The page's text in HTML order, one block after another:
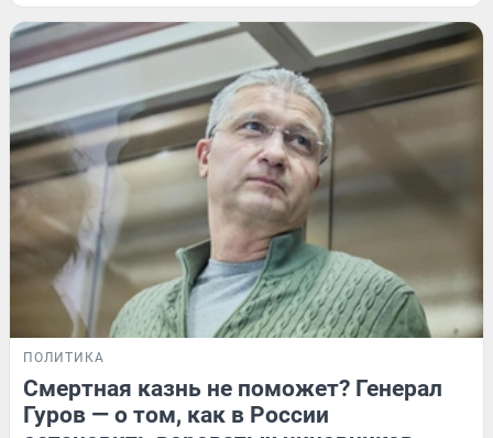
ПОЛИТИКА
Смертная казнь не поможет? Генерал
Гуров — о том, как в России